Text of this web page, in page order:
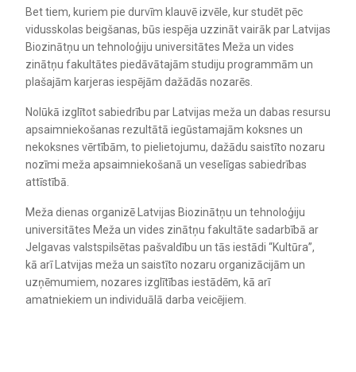
Bet tiem, kuriem pie durvīm klauvē izvēle, kur studēt pēc
vidusskolas beigšanas, būs iespēja uzzināt vairāk par Latvijas
Biozinātņu un tehnoloģiju universitātes Meža un vides
zinātņu fakultātes piedāvātajām studiju programmām un
plašajām karjeras iespējām dažādās nozarēs.
Nolūkā izglītot sabiedrību par Latvijas meža un dabas resursu
apsaimniekošanas rezultātā iegūstamajām koksnes un
nekoksnes vērtībām, to pielietojumu, dažādu saistīto nozaru
nozīmi meža apsaimniekošanā un veselīgas sabiedrības
attīstībā.
Meža dienas organizē Latvijas Biozinātņu un tehnoloģiju
universitātes Meža un vides zinātņu fakultāte sadarbībā ar
Jelgavas valstspilsētas pašvaldību un tās iestādi “Kultūra”,
kā arī Latvijas meža un saistīto nozaru organizācijām un
uzņēmumiem, nozares izglītības iestādēm, kā arī
amatniekiem un individuālā darba veicējiem.